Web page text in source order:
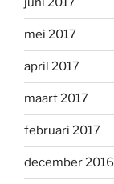
mei 2017
april 2017
maart 2017
februari 2017
december 2016